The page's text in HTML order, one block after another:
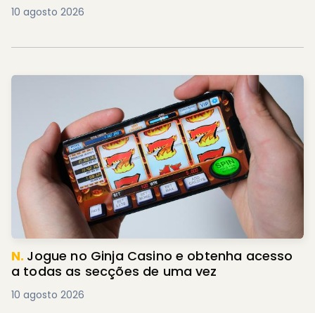
10 agosto 2026
N. Jogue no Ginja Casino e obtenha acesso
a todas as secções de uma vez
10 agosto 2026